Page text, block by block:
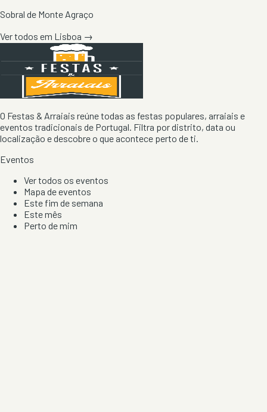
Sobral de Monte Agraço
Ver todos em Lisboa →
O Festas & Arraiais reúne todas as festas populares, arraiais e
eventos tradicionais de Portugal. Filtra por distrito, data ou
localização e descobre o que acontece perto de ti.
Eventos
Ver todos os eventos
Mapa de eventos
Este fim de semana
Este mês
Perto de mim